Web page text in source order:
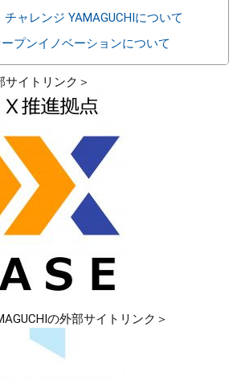
ャレンジ YAMAGUCHIについて
プンイノベーションについて
サイトリンク＞
の外部サイトリンク＞